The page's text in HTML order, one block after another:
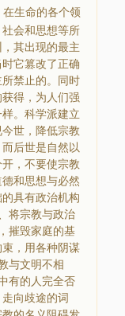
生命的各个领
会和思想等所
其出现的最主
它篡改了正确
禁止的。同时
得，为人们强
。科学派建立
世，降低宗教
后世是自然以
，不要使宗教
和思想与必然
具有政治机构
将宗教与政治
摧毁家庭的基
，用各种阴谋
与文明不相
有的人完全否
向歧途的词